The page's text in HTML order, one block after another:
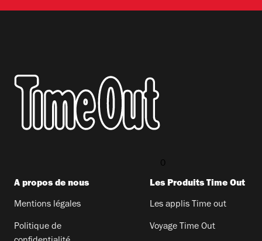
0
A propos de nous
Mentions légales
Politique de
Les Produits Time Out​
Les applis Time out​
Voyage Time Out​